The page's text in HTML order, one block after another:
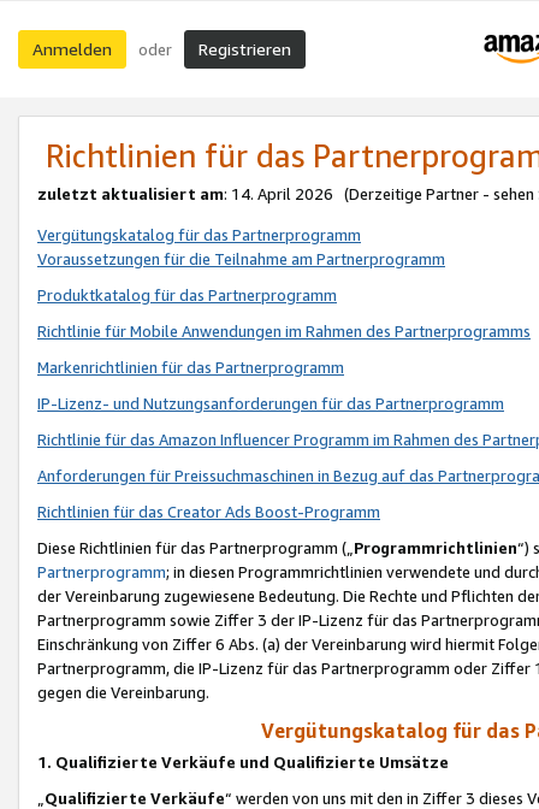
Anmelden oder Registrieren
Richtlinien für das
zuletzt aktualisiert am: 14. April 2026 (Derzeitige Partner - sehen
Vergütungskatalog für das Partnerprogramm
Voraussetzungen für die Teilnahme am Partnerprogramm
Produktkatalog für das Partnerprogramm
Richtlinie für Mobile Anwendungen im Rahmen des Partnerprogramms
Markenrichtlinien für das Partnerprogramm
IP-Lizenz- und Nutzungsanforderungen für das Partnerprogramm
Richtlinie für das Amazon Influencer Programm im Rahmen des
Anforderungen für Preissuchmaschinen in Bezug auf das
Richtlinien für das Creator Ads Boost-Programm
Diese Richtlinien für das Partnerprogramm („Programmrichtlinien“)
Partnerprogramm; in diesen Programmrichtlinien verwendete und
der Vereinbarung zugewiesene Bedeutung. Die Rechte und Pflichten
Partnerprogramm sowie Ziffer 3 der IP-Lizenz für das
Einschränkung von Ziffer 6 Abs. (a) der Vereinbarung wird hiermit
Partnerprogramm, die IP-Lizenz für das Partnerprogramm oder
gegen die Vereinbarung.
Vergütungskatalog für das
1. Qualifizierte Verkäufe und Qualifizierte Umsätze
Qualifizierte Verkäufe“ werden von uns mit den in Ziffer 3